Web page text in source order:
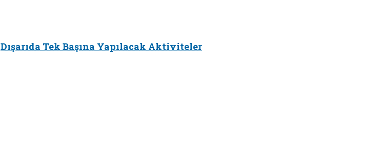
Dışarıda Tek Başına Yapılacak Aktiviteler